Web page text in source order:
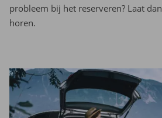
probleem bij het reserveren? Laat dan
horen.